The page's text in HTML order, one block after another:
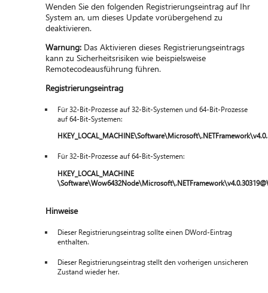
Wenden Sie den folgenden Registrierungseintrag auf Ihr
System an, um dieses Update vorübergehend zu
deaktivieren.
Warnung: Das Aktivieren dieses Registrierungseintrags
kann zu Sicherheitsrisiken wie beispielsweise
Remotecodeausführung führen.
Registrierungseintrag
Für 32-Bit-Prozesse auf 32-Bit-Systemen und 64-Bit-Prozesse
auf 64-Bit-Systemen:
Für 32-Bit-Prozesse auf 64-Bit-Systemen:
HKEY_LOCAL_MACHINE
Hinweise
Dieser Registrierungseintrag sollte einen DWord-Eintrag
enthalten.
Dieser Registrierungseintrag stellt den vorherigen unsicheren
Zustand wieder her.